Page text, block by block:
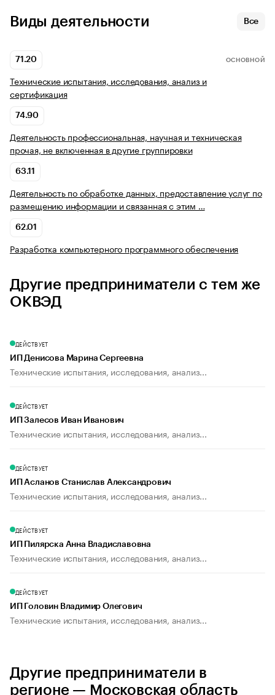
Виды деятельности Все
71.20 ОСНОВНОЙ
Технические испытания, исследования, анализ и
сертификация
74.90
Деятельность профессиональная, научная и техническая
прочая, не включенная в другие группировки
63.11
Деятельность по обработке данных, предоставление услуг по
размещению информации и связанная с этим …
62.01
Разработка компьютерного программного обеспечения
Другие предприниматели с тем же
ОКВЭД
ДЕЙСТВУЕТ
ИП Денисова Марина Сергеевна
Технические испытания, исследования, анализ...
ДЕЙСТВУЕТ
ИП Залесов Иван Иванович
Технические испытания, исследования, анализ...
ДЕЙСТВУЕТ
ИП Асланов Станислав Александрович
Технические испытания, исследования, анализ...
ДЕЙСТВУЕТ
ИП Пилярска Анна Владиславовна
Технические испытания, исследования, анализ...
ДЕЙСТВУЕТ
ИП Головин Владимир Олегович
Технические испытания, исследования, анализ...
Другие предприниматели в
регионе — Московская область